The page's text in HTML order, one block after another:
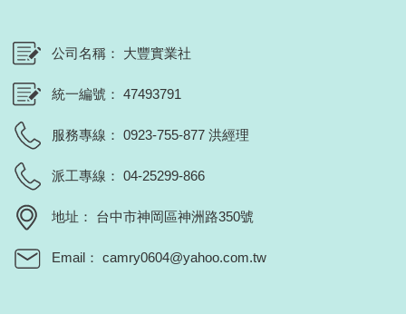
公司名稱 大豐實業社
統一編號 47493791
服務專線 0923-755-877 洪經理
派工專線 04-25299-866
地址 台中市神岡區神洲路350號
Email camry0604@yahoo.com.tw